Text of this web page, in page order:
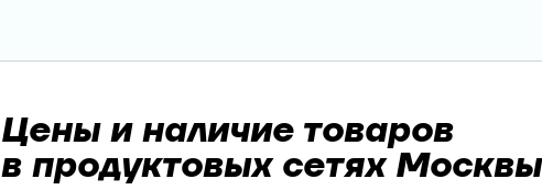
Цены и наличие товаров
в продуктовых сетях Москвы